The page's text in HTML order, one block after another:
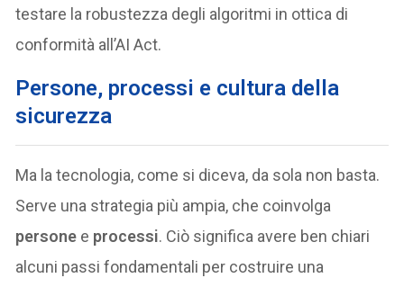
testare la robustezza degli algoritmi in ottica di
conformità all’AI Act.
Persone, processi e cultura della
sicurezza
Ma la tecnologia, come si diceva, da sola non basta.
Serve una strategia più ampia, che coinvolga
persone e processi. Ciò significa avere ben chiari
alcuni passi fondamentali per costruire una